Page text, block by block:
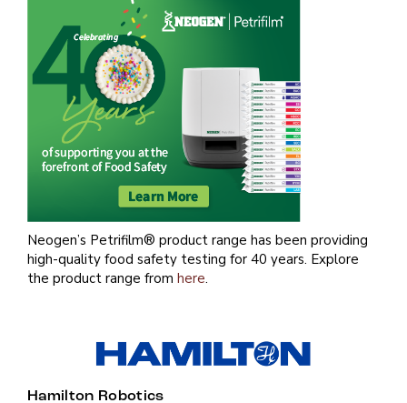
Neogen’s Petrifilm® product range has been providing
high-quality food safety testing for 40 years. Explore
the product range from here.
Hamilton Robotics